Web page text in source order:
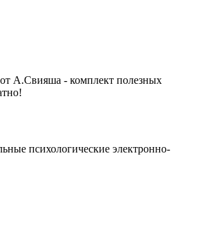
А.Свияша - комплект полезных
психологические электронно-